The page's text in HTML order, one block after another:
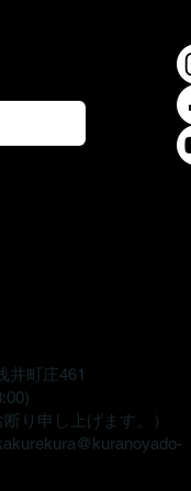
井町庄461
り申し上げます。）